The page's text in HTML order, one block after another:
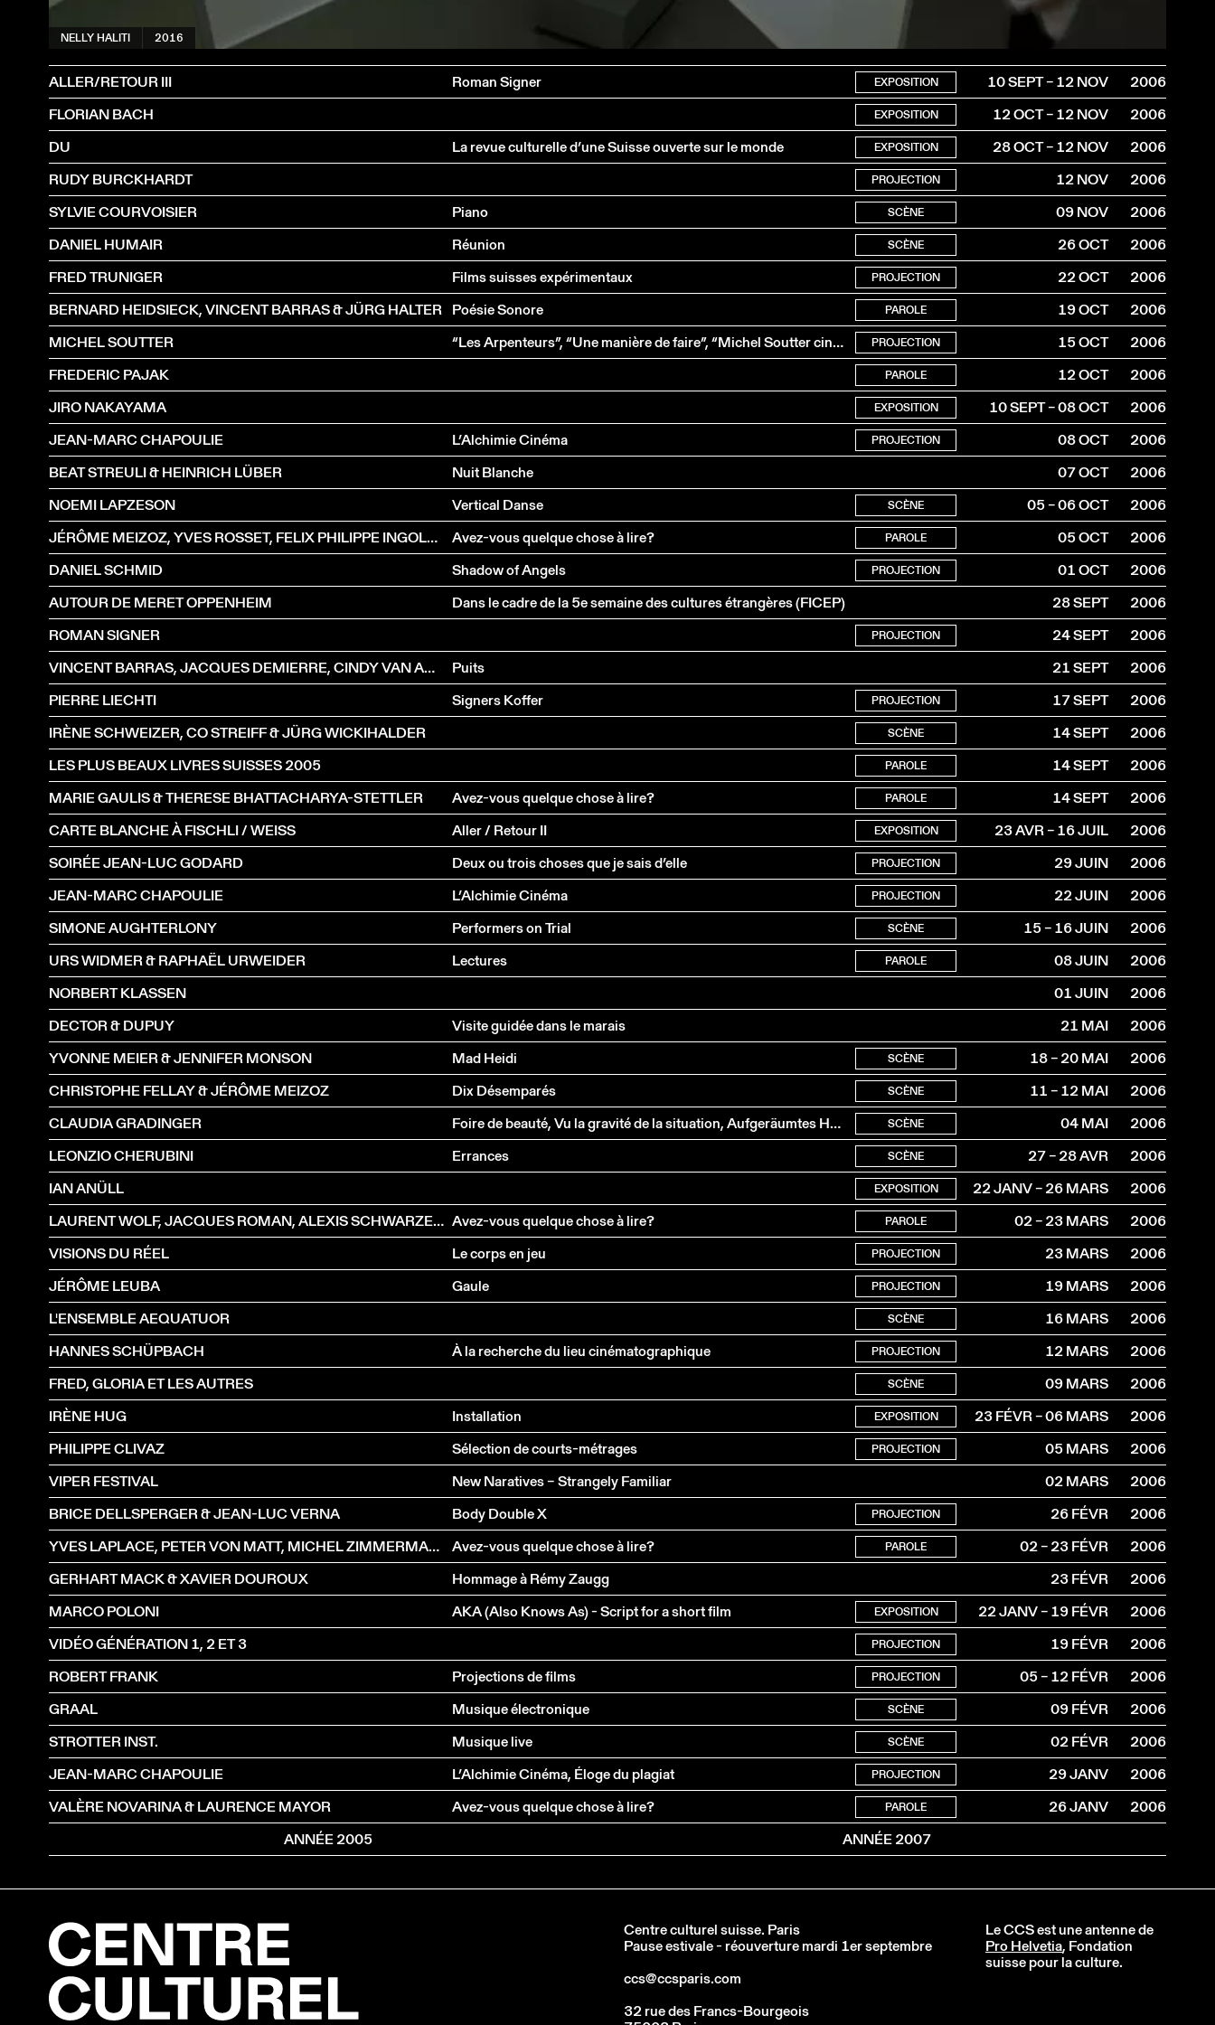
NELLY HALITI 2016
ALLER/RETOUR III Roman Signer EXPOSITION 10 SEPT – 12 NOV
2006
FLORIAN BACH
EXPOSITION 12 OCT – 12 NOV
2006
DU
La revue culturelle d’une Suisse ouverte sur le monde EXPOSITION 28 OCT – 12 NOV
2006
RUDY BURCKHARDT
PROJECTION 12 NOV
2006
SYLVIE COURVOISIER
Piano SCÈNE 09 NOV
2006
DANIEL HUMAIR
Réunion SCÈNE 26 OCT
2006
FRED TRUNIGER
Films suisses expérimentaux PROJECTION 22 OCT
2006
BERNARD HEIDSIECK, VINCENT BARRAS & JÜRG HALTER Poésie Sonore PAROLE 19 OCT
2006
MICHEL SOUTTER
“Les Arpenteurs”, “Une manière de faire”, “Michel Soutter cinéaste” PROJECTION 15 OCT
2006
FREDERIC PAJAK
PAROLE 12 OCT
2006
JIRO NAKAYAMA
EXPOSITION 10 SEPT – 08 OCT
2006
JEAN-MARC CHAPOULIE
L’Alchimie Cinéma PROJECTION 08 OCT
2006
BEAT STREULI & HEINRICH LÜBER
Nuit Blanche 07 OCT
2006
NOEMI LAPZESON
Vertical Danse SCÈNE 05 – 06 OCT
2006
JÉRÔME MEIZOZ, YVES ROSSET, FELIX PHILIPPE INGOLD & ANNE BRÉCART
Avez-vous quelque chose à lire? PAROLE 05 OCT
2006
DANIEL SCHMID
Shadow of Angels PROJECTION 01 OCT
2006
AUTOUR DE MERET OPPENHEIM
Dans le cadre de la 5e semaine des cultures étrangères (FICEP) 28 SEPT
2006
ROMAN SIGNER
PROJECTION 24 SEPT
2006
VINCENT BARRAS, JACQUES DEMIERRE, CINDY VAN ACKER & PERRINE VALLI
Puits 21 SEPT
2006
PIERRE LIECHTI
Signers Koffer PROJECTION 17 SEPT
2006
IRÈNE SCHWEIZER, CO STREIFF & JÜRG WICKIHALDER
SCÈNE 14 SEPT
2006
LES PLUS BEAUX LIVRES SUISSES 2005
PAROLE 14 SEPT
2006
MARIE GAULIS & THERESE BHATTACHARYA-STETTLER
Avez-vous quelque chose à lire? PAROLE 14 SEPT
2006
CARTE BLANCHE À FISCHLI / WEISS
Aller / Retour II EXPOSITION 23 AVR – 16 JUIL
2006
SOIRÉE JEAN-LUC GODARD
Deux ou trois choses que je sais d’elle PROJECTION 29 JUIN
2006
JEAN-MARC CHAPOULIE
L’Alchimie Cinéma PROJECTION 22 JUIN
2006
SIMONE AUGHTERLONY
Performers on Trial SCÈNE 15 – 16 JUIN
2006
URS WIDMER & RAPHAËL URWEIDER
Lectures PAROLE 08 JUIN
2006
NORBERT KLASSEN
01 JUIN
2006
DECTOR & DUPUY
Visite guidée dans le marais 21 MAI
2006
YVONNE MEIER & JENNIFER MONSON
Mad Heidi SCÈNE 18 – 20 MAI
2006
CHRISTOPHE FELLAY & JÉRÔME MEIZOZ
Dix Désemparés SCÈNE 11 – 12 MAI
2006
CLAUDIA GRADINGER
Foire de beauté, Vu la gravité de la situation, Aufgeräumtes Herz SCÈNE 04 MAI
2006
LEONZIO CHERUBINI
Errances SCÈNE 27 – 28 AVR
2006
IAN ANÜLL
EXPOSITION 22 JANV – 26 MARS
2006
LAURENT WOLF, JACQUES ROMAN, ALEXIS SCHWARZENBACH Avez-vous quelque chose à lire? PAROLE 02 – 23 MARS
2006
VISIONS DU RÉEL
Le corps en jeu PROJECTION 23 MARS
2006
JÉRÔME LEUBA
Gaule PROJECTION 19 MARS
2006
L'ENSEMBLE AEQUATUOR
SCÈNE 16 MARS
2006
HANNES SCHÜPBACH
À la recherche du lieu cinématographique PROJECTION 12 MARS
2006
FRED, GLORIA ET LES AUTRES
SCÈNE 09 MARS
2006
IRÈNE HUG
Installation EXPOSITION 23 FÉVR – 06 MARS
2006
PHILIPPE CLIVAZ
Sélection de courts-métrages PROJECTION 05 MARS
2006
VIPER FESTIVAL
New Naratives – Strangely Familiar 02 MARS
2006
BRICE DELLSPERGER & JEAN-LUC VERNA
Body Double X PROJECTION 26 FÉVR
2006
YVES LAPLACE, PETER VON MATT, MICHEL ZIMMERMANN, JACQUES PROBST, IVAN FARRON
Avez-vous quelque chose à lire? PAROLE 02 – 23 FÉVR
2006
GERHART MACK & XAVIER DOUROUX
Hommage à Rémy Zaugg 23 FÉVR
2006
MARCO POLONI
AKA (Also Knows As) - Script for a short film EXPOSITION 22 JANV – 19 FÉVR
2006
VIDÉO GÉNÉRATION 1, 2 ET 3
PROJECTION 19 FÉVR
2006
ROBERT FRANK
Projections de films PROJECTION 05 – 12 FÉVR
2006
GRAAL
Musique électronique SCÈNE 09 FÉVR
2006
STROTTER INST.
Musique live SCÈNE 02 FÉVR
2006
JEAN-MARC CHAPOULIE
L’Alchimie Cinéma, Éloge du plagiat PROJECTION 29 JANV
2006
VALÈRE NOVARINA & LAURENCE MAYOR
Avez-vous quelque chose à lire? PAROLE 26 JANV
2006
ANNÉE 2005
ANNÉE 2007
Centre culturel suisse. Paris
Pause estivale - réouverture mardi 1er septembre
ccs@ccsparis.com
32 rue des Francs-Bourgeois
Le CCS est une antenne de
Pro Helvetia, Fondation
suisse pour la culture.